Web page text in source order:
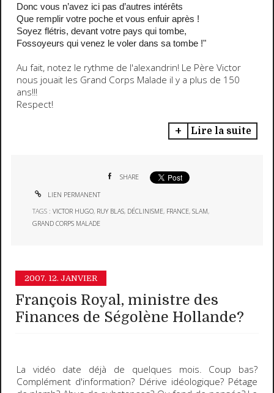
Donc vous n’avez ici pas d’autres intérêts
Que remplir votre poche et vous enfuir après !
Soyez flétris, devant votre pays qui tombe,
Fossoyeurs qui venez le voler dans sa tombe !"
Au fait, notez le rythme de l'alexandrin! Le Père Victor
nous jouait les Grand Corps Malade il y a plus de 150
ans!!!
Respect!
Lire la suite
SHARE
LIEN PERMANENT
TAGS :VICTOR HUGO, RUY BLAS, DÉCLINISME, FRANCE,SLAM,
GRAND CORPS MALADE
2007. 12. JANVIER
François Royal, ministre des
Finances de Ségolène Hollande?
La vidéo date déjà de quelques mois. Coup bas?
Complément d'information? Dérive idéologique? Pétage